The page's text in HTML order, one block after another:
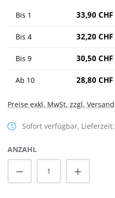
Bis 1 33,90 CHF
Bis 4 32,20 CHF
Bis 9 30,50 CHF
Ab 10 28,80 CHF
Preise exkl. MwSt. zzgl.
Sofort verfügbar,
ANZAHL
Produkt Anzahl: